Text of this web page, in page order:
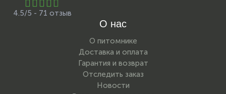
4.5/5 - 71 отзыв
О нас
О питомнике
Доставка и оплата
Гарантия и возврат
Отследить заказ
Новости